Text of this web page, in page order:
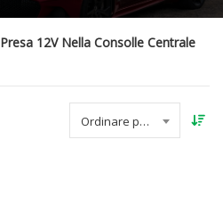
Presa 12V Nella Consolle Centrale
Ordinare per data